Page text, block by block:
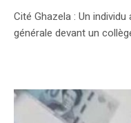
Cité Ghazela : Un
générale devant un